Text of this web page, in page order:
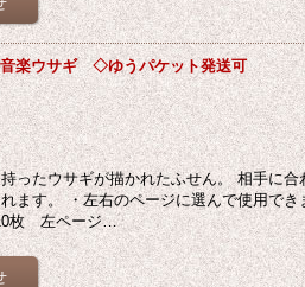
楽ウサギ ◇ゆうパケット発送可
ったウサギが描かれたふせん。 相手に
ます。 ・左右のページに選んで使用で
枚 左ページ…